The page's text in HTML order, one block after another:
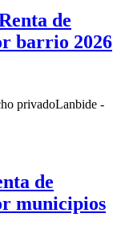
de
barrio 2026
privadoLanbide -
de
municipios